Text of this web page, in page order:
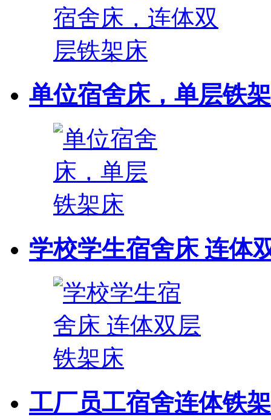
单位宿舍床，单层铁
学校学生宿舍床 连体
工厂员工宿舍连体铁